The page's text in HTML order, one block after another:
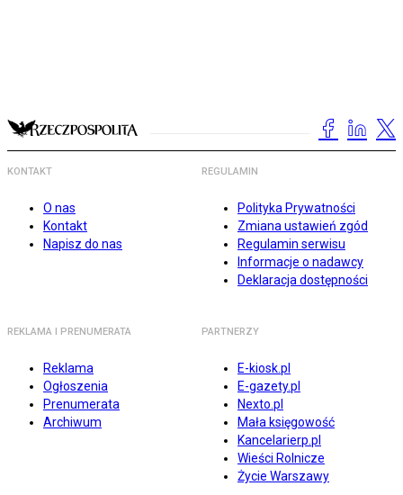
KONTAKT
O nas
Kontakt
Napisz do nas
REGULAMIN
Polityka Prywatności
Zmiana ustawień zgód
Regulamin serwisu
Informacje o nadawcy
Deklaracja dostępności
REKLAMA I PRENUMERATA
Reklama
Ogłoszenia
Prenumerata
Archiwum
PARTNERZY
E-kiosk.pl
E-gazety.pl
Nexto.pl
Mała księgowość
Kancelarierp.pl
Wieści Rolnicze
Życie Warszawy